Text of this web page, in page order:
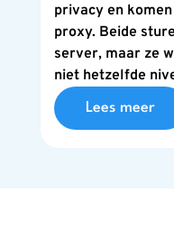
privacy en
proxy. Beide
server, maar ze
niet hetzelfde
Lees meer